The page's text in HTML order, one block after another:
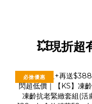
💥現折超
必搶優惠